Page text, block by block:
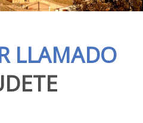
LLAMADO